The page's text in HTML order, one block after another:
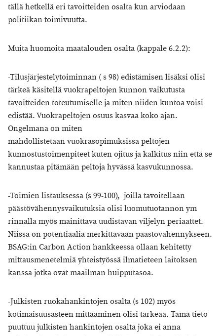
tällä hetkellä eri tavoitteiden osalta kun arviodaan
politiikan toimivuutta.
Muita huomoita maatalouden osalta (kappale 6.2.2):
-Tilusjärjestelytoiminnan ( s 98) edistämisen lisäksi olisi
tärkeä käsitellä vuokrapeltojen kunnon vaikutusta
tavoitteiden toteutumiselle ja miten niiden kuntoa voisi
edistää. Vuokrapeltojen osuus kasvaa koko ajan.
Ongelmana on miten
mahdollistetaan vuokrasopimuksissa peltojen
kunnostustoimenpiteet kuten ojitus ja kalkitus niin että se
kannustaa pitämään peltoja hyvässä kasvukunnossa.
-Toimien listauksessa (s 99-100), joilla tavoitellaan
päästövähennysvaikutuksia olisi luomutuotannon ym
rinnalla myös mainittava uudistavan viljelyn periaattet.
Niissä on potentiaalia merkittävään päästövähennykseen.
BSAG:in Carbon Action hankkeessa ollaan kehitetty
mittausmenetelmiä yhteistyössä ilmatieteen laitoksen
kanssa jotka ovat maailman huipputasoa.
-Julkisten ruokahankintojen osalta (s 102) myös
kotimaisuusasteen mittaaminen olisi tärkeää. Tämä tieto
puuttuu julkisten hankintojen osalta joka ei anna